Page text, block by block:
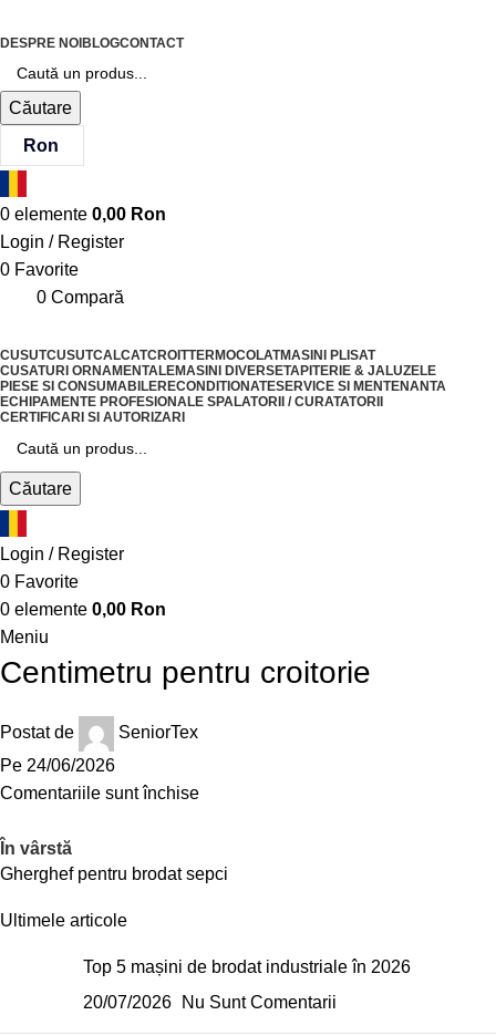
DESPRE NOI BLOGCONTACT
Căutare
Ron
0 elemente 0,00 Ron
Login / Register
0 Favorite
0 Compară
CUSUTCUSUTCALCATCROITTERMOCOLATMASINI PLISAT
CUSATURI ORNAMENTALEMASINI DIVERSETAPITERIE & JALUZELE
PIESE SI CONSUMABILERECONDITIONATESERVICE SI MENTENANTA
ECHIPAMENTE PROFESIONALE SPALATORII / CURATATORII
CERTIFICARI SI AUTORIZARI
Căutare
Login / Register
0 Favorite
0 elemente 0,00 Ron
Meniu
Centimetru pentru croitorie
Postat de
SeniorTex
Pe 24/06/2026
Comentariile sunt închise
În vârstă
Gherghef pentru brodat sepci
Ultimele articole
Top 5 mașini de brodat industriale în 2026
20/07/2026
Nu Sunt Comentarii